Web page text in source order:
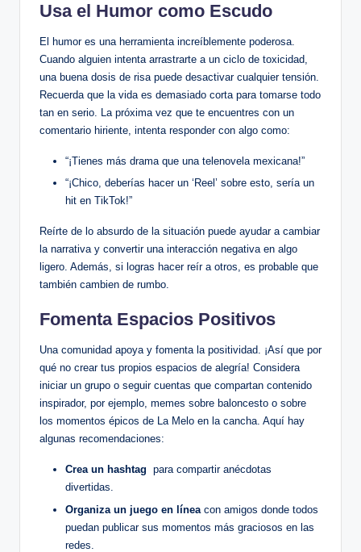
Usa el Humor como Escudo
El humor‍ es una herramienta increíblemente poderosa.
‌Cuando alguien intenta arrastrarte a un ciclo de toxicidad,
una buena dosis ⁣de risa puede desactivar cualquier tensión.
Recuerda que la vida es demasiado ⁤corta⁢ para tomarse todo
tan⁤ en serio. La próxima vez que te encuentres con⁣ un
comentario hiriente, intenta responder con‍ algo ‌como:
“¡Tienes más drama que una‌ telenovela‌ mexicana!”
“¡Chico, deberías ‌hacer un ‘Reel’⁤ sobre esto, sería un
hit en TikTok!”
Reírte‌ de ​lo ⁤absurdo de la situación puede​ ayudar a ⁣cambiar
la narrativa y convertir una‌ interacción⁤ negativa en algo‌
ligero. Además, si logras hacer reír a otros, es probable que
también cambien de rumbo.
Fomenta‍ Espacios Positivos
Una ⁢comunidad apoya ⁢y‍ fomenta la positividad. ¡Así que por
qué no ‍crear tus propios espacios de alegría! Considera
iniciar​ un​ grupo o seguir cuentas que compartan contenido
⁣inspirador, por ejemplo, memes sobre baloncesto⁤ o sobre
los momentos épicos de La Melo en la cancha. Aquí hay‍
algunas recomendaciones:
Crea‌ un hashtag ‍ para compartir⁢ anécdotas
divertidas.
Organiza un juego en línea con amigos donde ​todos
puedan publicar sus ​momentos más graciosos‌ en las
redes.